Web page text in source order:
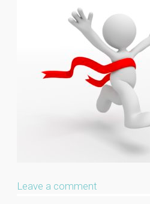
Leave a comment